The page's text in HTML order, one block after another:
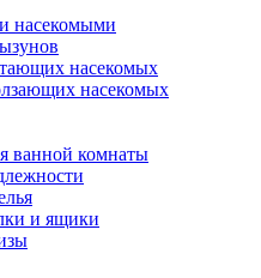
насекомыми
насекомых
насекомых
ванной комнаты
и ящики